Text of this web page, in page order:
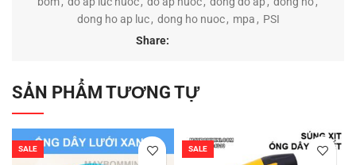
dong ho ap luc , dong ho nuoc , mpa , PSI
Share:
SẢN PHẨM TƯƠNG TỰ
SALE SALE